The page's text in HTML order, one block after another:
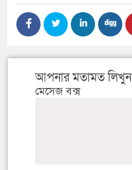
আপনার মতামত লিখুন
মেসেজ বক্স